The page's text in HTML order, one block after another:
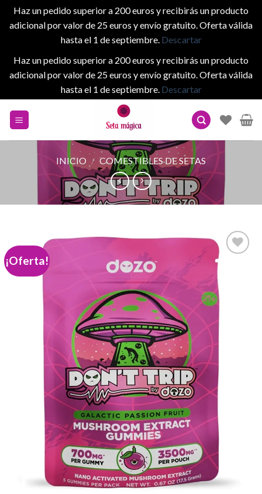
Haz un pedido superior a 200 euros y recibirás un producto
adicional por valor de 25 euros y envío gratuito. Oferta válida
hasta el 1 de septiembre. Descartar
Haz un pedido superior a 200 euros y recibirás un producto
adicional por valor de 25 euros y envío gratuito. Oferta válida
hasta el 1 de septiembre. Descartar
INICIO / COMESTIBLES DE SETAS
¡Oferta!